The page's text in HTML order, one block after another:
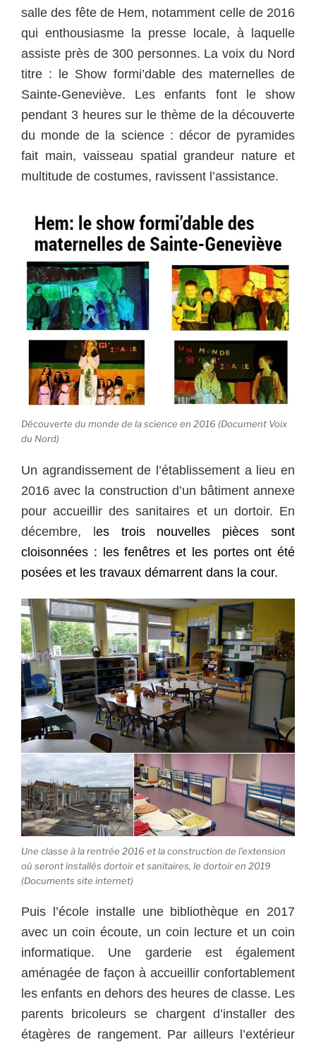
salle des fête de Hem, notamment celle de 2016
qui enthousiasme la presse locale, à laquelle
assiste près de 300 personnes. La voix du Nord
titre : le Show formi’dable des maternelles de
Sainte-Geneviève. Les enfants font le show
pendant 3 heures sur le thème de la découverte
du monde de la science : décor de pyramides
fait main, vaisseau spatial grandeur nature et
multitude de costumes, ravissent l’assistance.
Découverte du monde de la science en 2016 (Document Voix
du Nord)
Un agrandissement de l’établissement a lieu en
2016 avec la construction d’un bâtiment annexe
pour accueillir des sanitaires et un dortoir. En
décembre, les trois nouvelles pièces sont
cloisonnées : les fenêtres et les portes ont été
posées et les travaux démarrent dans la cour.
Une classe à la rentrée 2016 et la construction de l’extension
où seront installés dortoir et sanitaires, le dortoir en 2019
(Documents site internet)
Puis l’école installe une bibliothèque en 2017
avec un coin écoute, un coin lecture et un coin
informatique. Une garderie est également
aménagée de façon à accueillir confortablement
les enfants en dehors des heures de classe. Les
parents bricoleurs se chargent d’installer des
étagères de rangement. Par ailleurs l’extérieur